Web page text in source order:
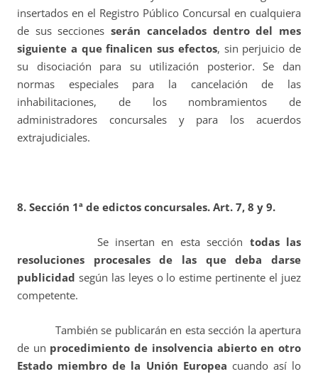
insertados en el Registro Público Concursal en cualquiera
de sus seccionesserán cancelados dentro del mes
siguiente a que finalicen sus efectos, sin perjuicio de
su disociación para su utilización posterior. Se dan
normas especiales para la cancelación de las
inhabilitaciones, de los nombramientos de
administradores concursales y para los acuerdos
extrajudiciales.
8. Sección 1ª de edictos concursales. Art. 7, 8 y 9.
Se insertan en esta sección todas las
resoluciones procesales de las que deba darse
publicidad según las leyes o lo estime pertinente el juez
competente.
También se publicarán en esta sección la apertura
de un procedimiento de insolvencia abierto en otro
Estado miembro de la Unión Europea cuando así lo